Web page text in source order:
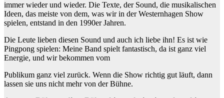
immer wieder und wieder. Die Texte, der Sound, die musikalischen
Ideen, das meiste von dem, was wir in der Westernhagen Show
spielen, entstand in den 1990er Jahren.
Die Leute lieben diesen Sound und auch ich liebe ihn! Es ist wie
Pingpong spielen: Meine Band spielt fantastisch, da ist ganz viel
Energie, und wir bekommen vom
Publikum ganz viel zurück. Wenn die Show richtig gut läuft, dann
lassen sie uns nicht mehr von der Bühne.